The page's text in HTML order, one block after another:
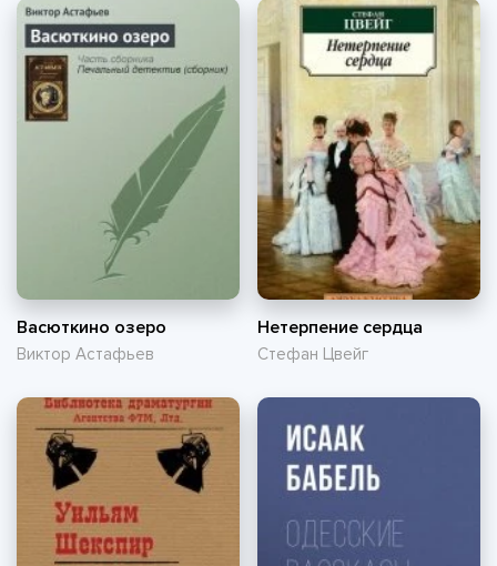
Васюткино озеро
Виктор Астафьев
Нетерпение сердца
Стефан Цвейг